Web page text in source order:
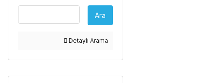
Ara
Detaylı Arama